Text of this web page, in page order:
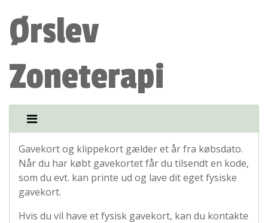
Ørslev
Zoneterapi
Gavekort og klippekort gælder et år fra købsdato.
Når du har købt gavekortet får du tilsendt en kode,
som du evt. kan printe ud og lave dit eget fysiske
gavekort.
Hvis du vil have et fysisk gavekort, kan du kontakte